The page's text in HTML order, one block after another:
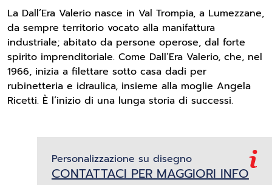
La Dall’Era Valerio nasce in Val Trompia, a Lumezzane,
da sempre territorio vocato alla manifattura
industriale; abitato da persone operose, dal forte
spirito imprenditoriale. Come Dall’Era Valerio, che, nel
1966, inizia a filettare sotto casa dadi per
rubinetteria e idraulica, insieme alla moglie Angela
Ricetti. È l’inizio di una lunga storia di successi.
Personalizzazione su disegno
CONTATTACI PER MAGGIORI INFO